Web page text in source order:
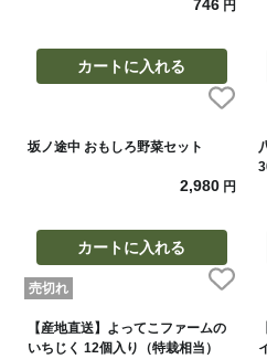
746円
カートに入れる
坂ノ途中 おもしろ野菜セット
2,980円
カートに入れる
売切れ
【産地直送】よってこファームの
いちじく 12個入り（特栽相当）